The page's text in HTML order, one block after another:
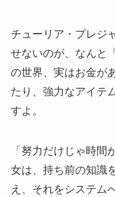
チューリア・プレジ
せないのが、なんと
の世界、実はお金が
たり、強力なアイテ
すよ。
「努力だけじゃ時間
女は、持ち前の知識
え、それをシステム